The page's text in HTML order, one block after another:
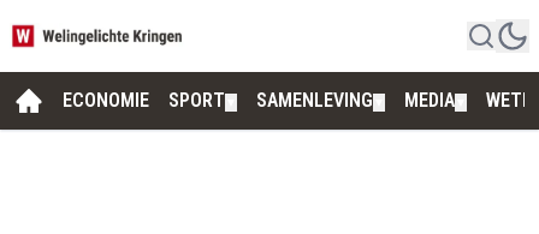
ECONOMIE SPORT SAMENLEVING MEDIA